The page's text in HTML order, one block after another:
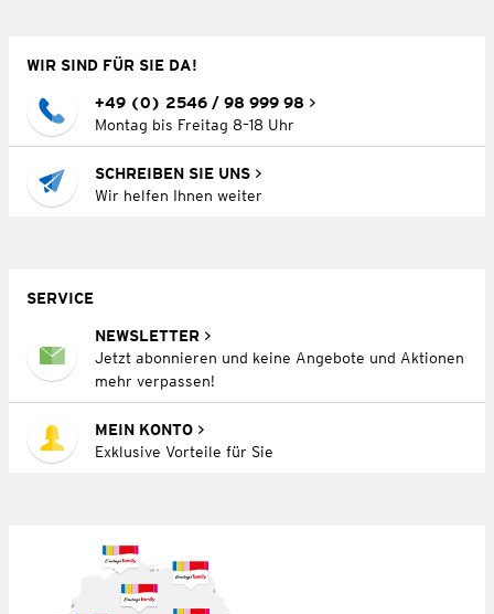
WIR SIND FÜR SIE DA!
+49 (0) 2546 / 98 999 98
Montag bis Freitag 8–18 Uhr
SCHREIBEN SIE UNS
Wir helfen Ihnen weiter
SERVICE
NEWSLETTER
Jetzt abonnieren und keine Angebote und Aktionen
mehr verpassen!
MEIN KONTO
Exklusive Vorteile für Sie